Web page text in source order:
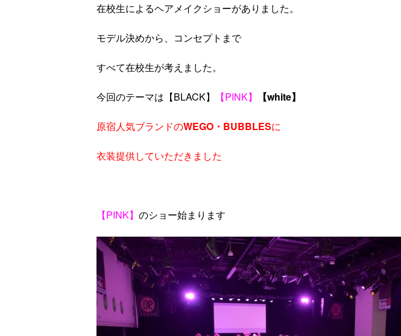
在校生によるヘアメイクショーがありました。
モデル決めから、コンセプトまで
すべて在校生が考えました。
今回のテーマは【BLACK】 【PINK】 【white】
原宿人気ブランドのWEGO・BUBBLESに
衣装提供していただきました
【PINK】 のショー始まります